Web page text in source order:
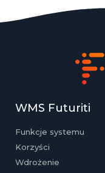
WMS Futuriti
Funkcje systemu
Korzyści
Wdrożenie